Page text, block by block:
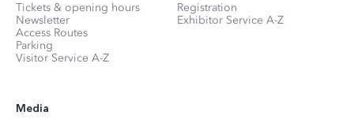
Tickets & opening hours
Newsletter
Access Routes
Parking
Visitor Service A-Z
Registration
Exhibitor Service A-Z
Media